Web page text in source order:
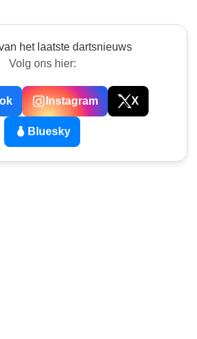
het laatste dartsnieuws
Volg ons hier:
Instagram X
Bluesky